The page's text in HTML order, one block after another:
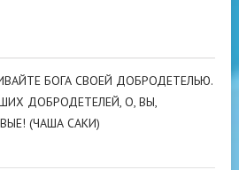
БОГА СВОЕЙ ДОБРОДЕТЕЛЬЮ.
ДОБРОДЕТЕЛЕЙ, О, ВЫ,
(ЧАША САКИ)